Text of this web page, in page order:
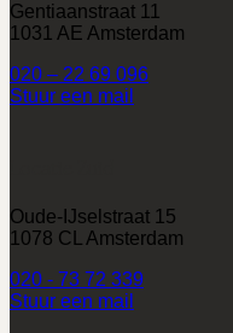
Gentiaanstraat 11
1031 AE Amsterdam
020 – 22 69 096
Stuur een mail
Oude-IJselstraat 15
1078 CL Amsterdam
020 - 73 72 339
Stuur een mail